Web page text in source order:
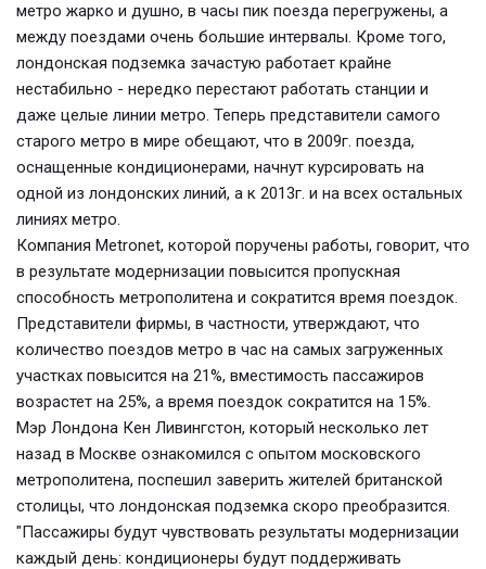
метро жарко и душно, в часы пик поезда перегружены, а
между поездами очень большие интервалы. Кроме того,
лондонская подземка зачастую работает крайне
нестабильно - нередко перестают работать станции и
даже целые линии метро. Теперь представители самого
старого метро в мире обещают, что в 2009г. поезда,
оснащенные кондиционерами, начнут курсировать на
одной из лондонских линий, а к 2013г. и на всех остальных
линиях метро.
Компания Metronet, которой поручены работы, говорит, что
в результате модернизации повысится пропускная
способность метрополитена и сократится время поездок.
Представители фирмы, в частности, утверждают, что
количество поездов метро в час на самых загруженных
участках повысится на 21%, вместимость пассажиров
возрастет на 25%, а время поездок сократится на 15%.
Мэр Лондона Кен Ливингстон, который несколько лет
назад в Москве ознакомился с опытом московского
метрополитена, поспешил заверить жителей британской
столицы, что лондонская подземка скоро преобразится.
"Пассажиры будут чувствовать результаты модернизации
каждый день: кондиционеры будут поддерживать